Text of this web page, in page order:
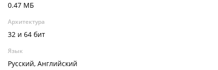
0.47 МБ
Архитектура
32 и 64 бит
Язык
Русский, Английский